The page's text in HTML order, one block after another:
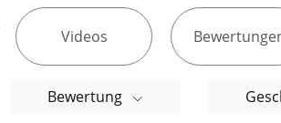
Videos
Bewertung